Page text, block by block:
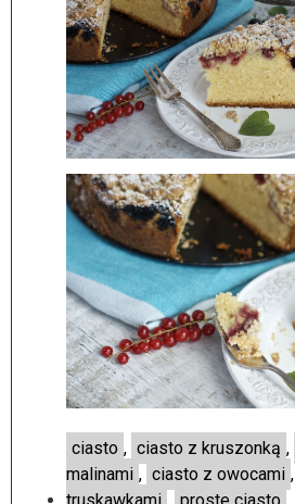
ciasto , ciasto z kruszonką ,
malinami , ciasto z owocami ,
truskawkami
proste ciasto